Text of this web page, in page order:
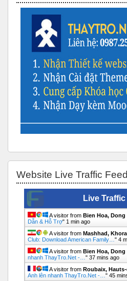
Website Live Traffic Feed
Live Traffic
A visitor from Bien Hoa, Dong
Dẫn & Hỗ Trợ" 1 min ago
A visitor from Mashhad,
Club: Download American Family… " 4
A visitor from Bien Hoa, Dong
nhanh ThayTro.Net -… " 37 mins ago
A visitor from Roubaix,
Anh lên nhanh ThayTro.Net -… " 46